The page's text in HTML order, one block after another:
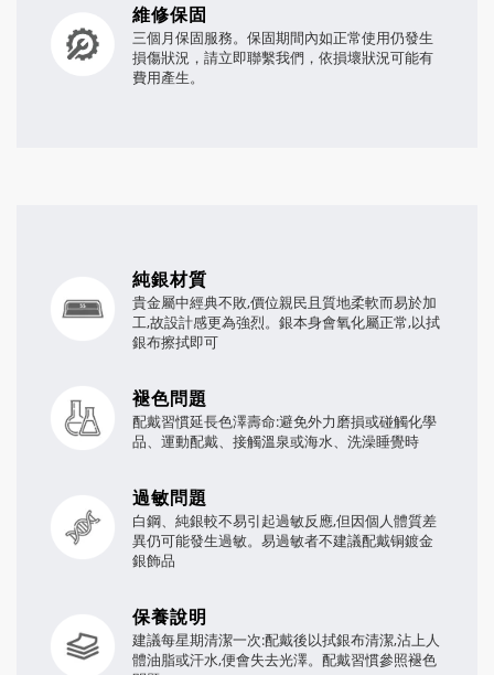
維修保固
三個月保固服務。保固期間內如正常使用仍發生
損傷狀況，請立即聯繫我們，依損壞狀況可能有
費用產生。
純銀材質
貴金屬中經典不敗,價位親民且質地柔軟而易於加
工,故設計感更為強烈。銀本身會氧化屬正常,以拭
銀布擦拭即可
褪色問題
配戴習慣延長色澤壽命:避免外力磨損或碰觸化學
品、運動配戴、接觸溫泉或海水、洗澡睡覺時
過敏問題
白鋼、純銀較不易引起過敏反應,但因個人體質差
異仍可能發生過敏。易過敏者不建議配戴铜鍍金
銀飾品
保養說明
建議每星期清潔一次:配戴後以拭銀布清潔,沾上人
體油脂或汗水,便會失去光澤。配戴習慣參照褪色